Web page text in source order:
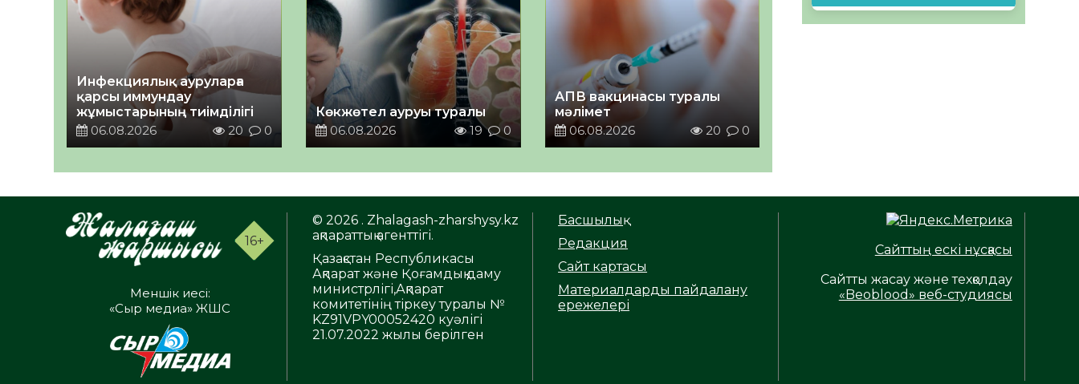
Инфекциялық ауруларға
қарсы иммундау
жұмыстарының тиімділігі
06.08.2026
20 0
Көкжөтел ауруы туралы
06.08.2026
19 0
АПВ вакцинасы туралы
мәлімет
06.08.2026
20 0
16+
Меншік иесі:
«Сыр медиа» ЖШС
© 2026 . Zhalagash-zharshysy.kz
ақпараттық агенттігі.
Қазақстан Республикасы
Ақпарат және Қоғамдық даму
министрлігі,Ақпарат
комитетінің тіркеу туралы №
KZ91VPY00052420 куәлігі
21.07.2022 жылы берілген
Басшылық
Редакция
Сайт картасы
Материалдарды пайдалану
ережелері
Сайттың ескі нұсқасы
Сайтты жасау және техқолдау
«Beoblood» веб-студиясы